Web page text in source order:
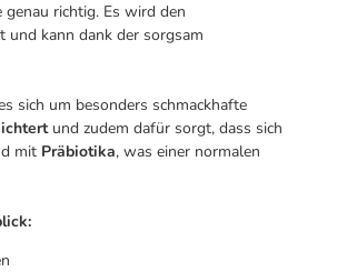
richtig. Es wird den
und kann dank der sorgsam
sich um besonders schmackhafte
und zudem dafür sorgt, dass sich
mit Präbiotika, was einer normalen